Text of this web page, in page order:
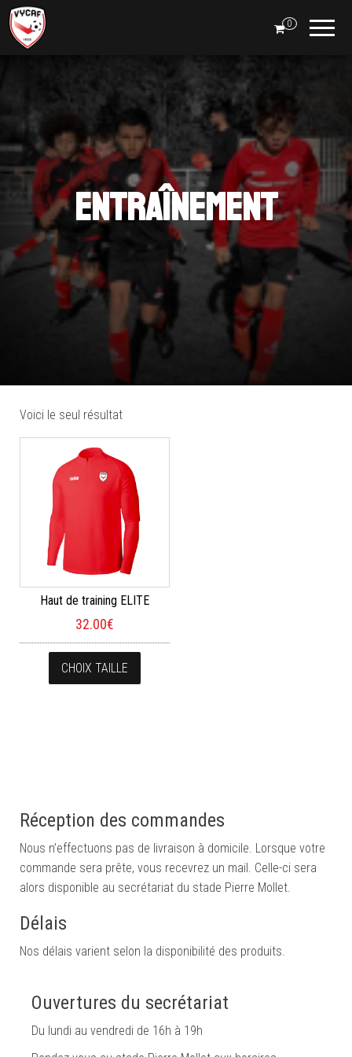
0
Entraînement
Voici le seul résultat
Haut de training ELITE
32.00€
CHOIX TAILLE
Réception des commandes
Nous n’effectuons pas de livraison à domicile. Lorsque votre
commande sera prête, vous recevrez un mail. Celle-ci sera
alors disponible au secrétariat du stade Pierre Mollet.
Délais
Nos délais varient selon la disponibilité des produits.
Ouvertures du secrétariat
Du lundi au vendredi de 16h à 19h